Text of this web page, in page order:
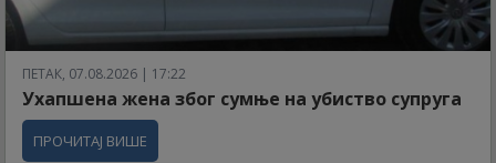
ПЕТАК, 07.08.2026 | 17:22
Ухапшена жена због сумње на убиство супруга
ПРОЧИТАЈ ВИШЕ